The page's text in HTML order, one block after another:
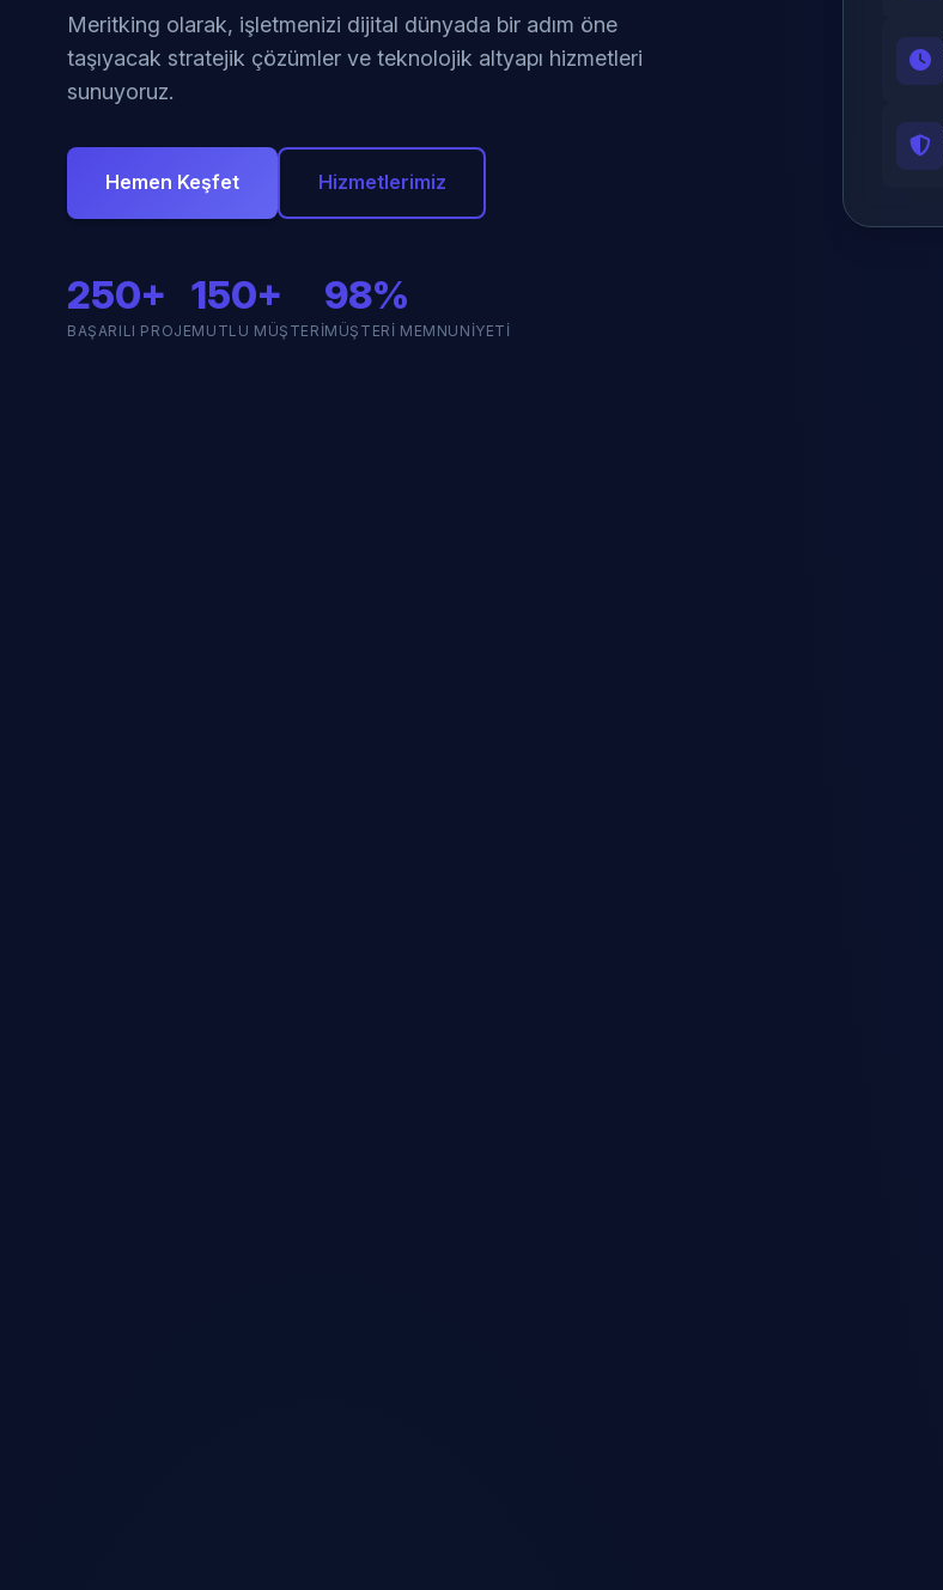
Meritking olarak, işletmenizi dijital dünyada bir adım öne
taşıyacak stratejik çözümler ve teknolojik altyapı hizmetleri
sunuyoruz.
Hemen Keşfet Hizmetlerimiz
250+
BAŞARILI PROJE
150+
MUTLU MÜŞTERI
98%
MÜŞTERI MEMNUNIYETI